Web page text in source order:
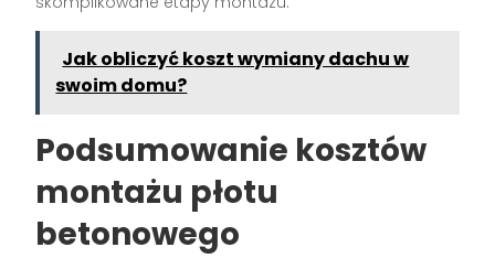
Jak obliczyć koszt wymiany dachu w
swoim domu?
Podsumowanie kosztów
montażu płotu
betonowego